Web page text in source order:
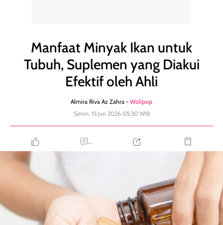
Manfaat Minyak Ikan untuk
Tubuh, Suplemen yang Diakui
Efektif oleh Ahli
Almira Riva Az Zahra - Wolipop
Senin, 15 Jun 2026 05:30 WIB
...